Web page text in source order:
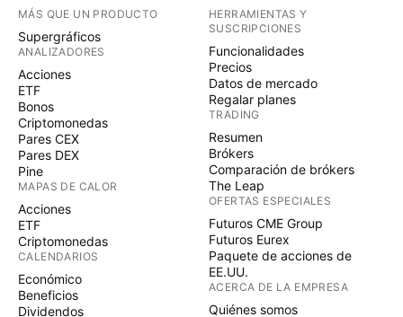
MÁS QUE UN PRODUCTO
Supergráficos
ANALIZADORES
Acciones
ETF
Bonos
Criptomonedas
Pares CEX
Pares DEX
Pine
MAPAS DE CALOR
Acciones
ETF
Criptomonedas
CALENDARIOS
Económico
Beneficios
Dividendos
HERRAMIENTAS Y
SUSCRIPCIONES
Funcionalidades
Precios
Datos de mercado
Regalar planes
TRADING
Resumen
Brókers
Comparación de brókers
The Leap
OFERTAS ESPECIALES
Futuros CME Group
Futuros Eurex
Paquete de acciones de
EE.UU.
ACERCA DE LA EMPRESA
Quiénes somos